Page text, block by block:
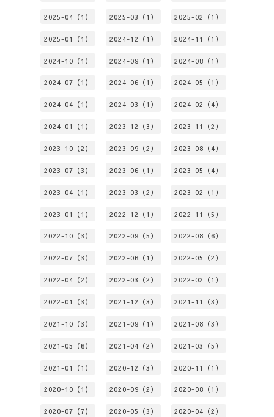
2025-04（1） 2025-03（1） 2025-02（1）
2025-01（1） 2024-12（1） 2024-11（1）
2024-10（1） 2024-09（1） 2024-08（1）
2024-07（1） 2024-06（1） 2024-05（1）
2024-04（1） 2024-03（1） 2024-02（4）
2024-01（1） 2023-12（3） 2023-11（2）
2023-10（2） 2023-09（2） 2023-08（4）
2023-07（3） 2023-06（1） 2023-05（4）
2023-04（1） 2023-03（2） 2023-02（1）
2023-01（1） 2022-12（1） 2022-11（5）
2022-10（3） 2022-09（5） 2022-08（6）
2022-07（3） 2022-06（1） 2022-05（2）
2022-04（2） 2022-03（2） 2022-02（1）
2022-01（3） 2021-12（3） 2021-11（3）
2021-10（3） 2021-09（1） 2021-08（3）
2021-05（6） 2021-04（2） 2021-03（5）
2021-01（1） 2020-12（3） 2020-11（1）
2020-10（1） 2020-09（2） 2020-08（1）
2020-07（7） 2020-05（3） 2020-04（2）